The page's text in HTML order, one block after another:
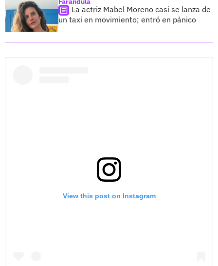
La actriz Mabel Moreno casi se lanza de
un taxi en movimiento; entró en pánico
View this post on Instagram